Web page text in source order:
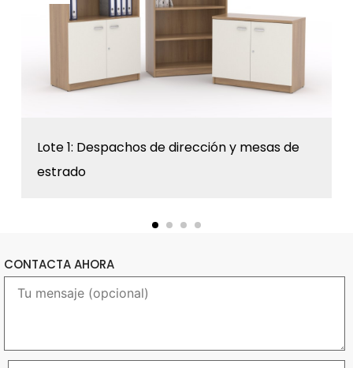
Lote 1: Despachos de dirección y mesas de
estrado
CONTACTA AHORA